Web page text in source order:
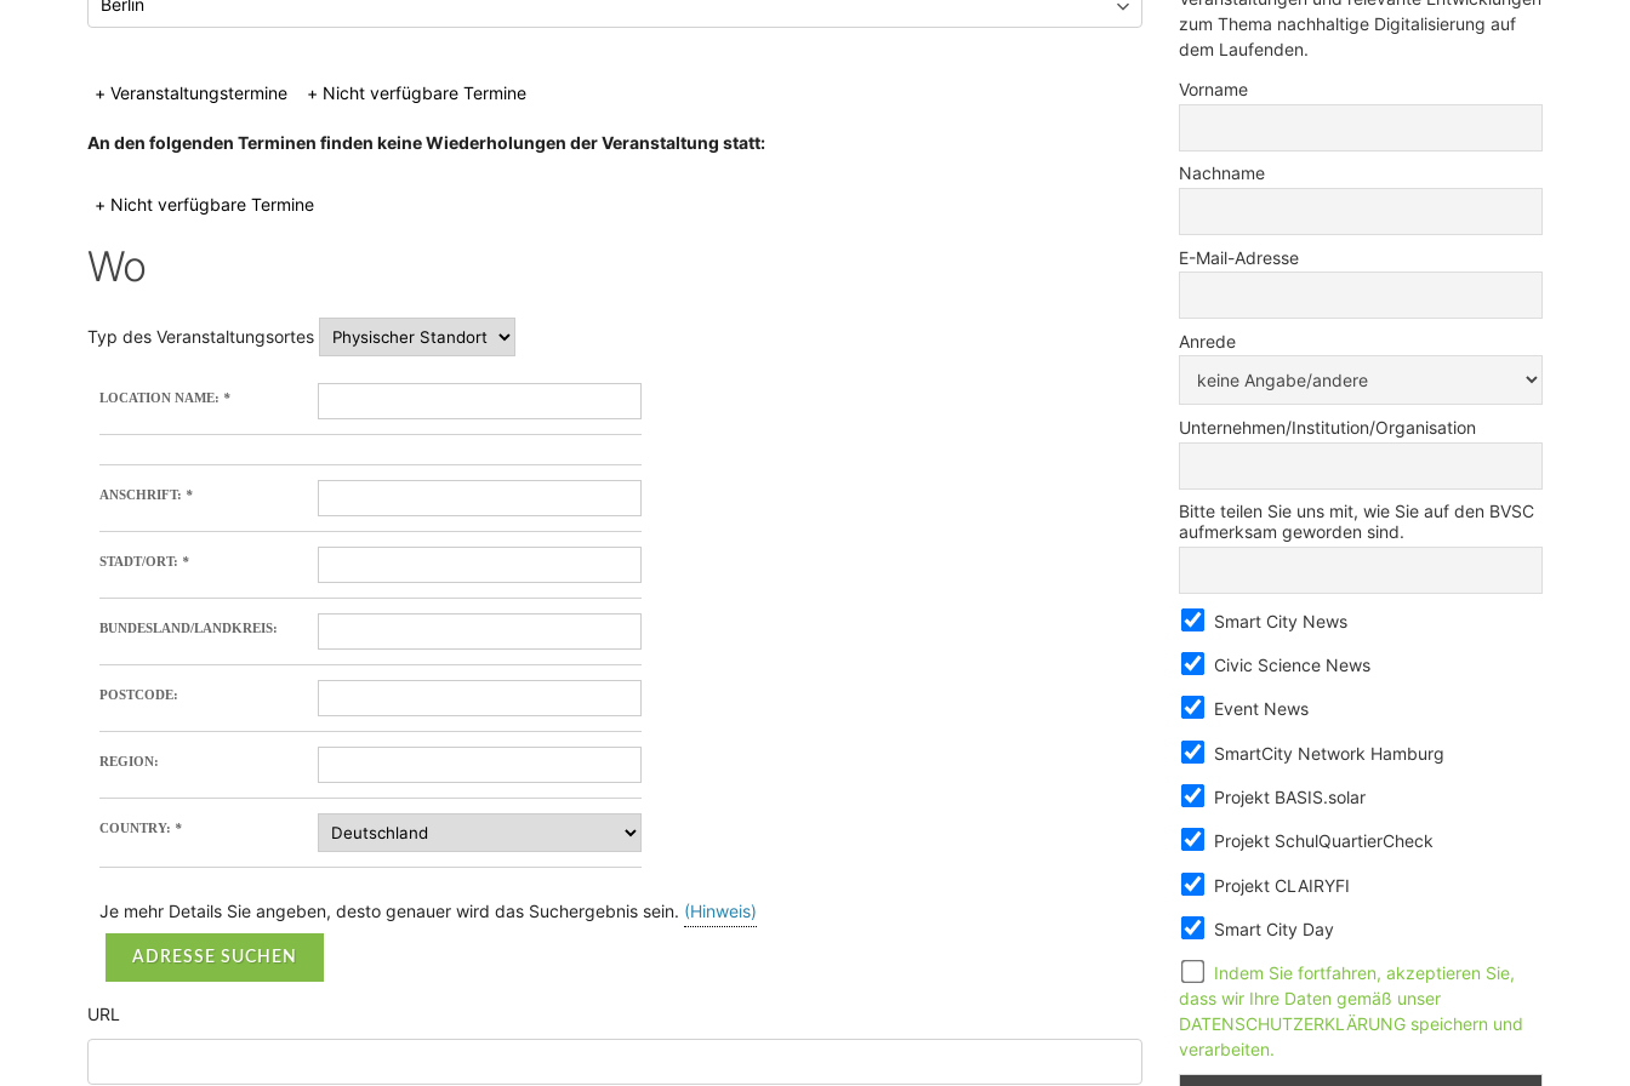
+ Veranstaltungstermine + Nicht verfügbare Termine
An den folgenden Terminen finden keine Wiederholungen der Veranstaltung statt:
+ Nicht verfügbare Termine
Wo
Typ des Veranstaltungsortes
LOCATION NAME: *
ANSCHRIFT: *
STADT/ORT: *
BUNDESLAND/LANDKREIS:
POSTCODE:
REGION:
COUNTRY: *
Je mehr Details Sie angeben, desto genauer wird das Suchergebnis sein. (Hinweis)
ADRESSE SUCHEN
URL
zum Thema nachhaltige Digitalisierung auf
dem Laufenden.
Vorname
Nachname
E-Mail-Adresse
Anrede
Unternehmen/Institution/Organisation
Bitte teilen Sie uns mit, wie Sie auf den BVSC
aufmerksam geworden sind.
Smart City News
Civic Science News
Event News
SmartCity Network Hamburg
Projekt BASIS.solar
Projekt SchulQuartierCheck
Projekt CLAIRYFI
Smart City Day
Indem Sie fortfahren, akzeptieren Sie,
dass wir Ihre Daten gemäß unser
DATENSCHUTZERKLÄRUNG speichern und
verarbeiten.